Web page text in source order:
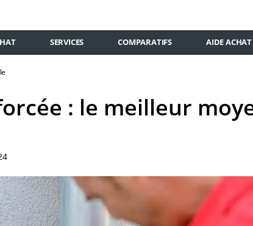
SERVICES COMPARATIFS AIDE ACHAT
: le meilleur